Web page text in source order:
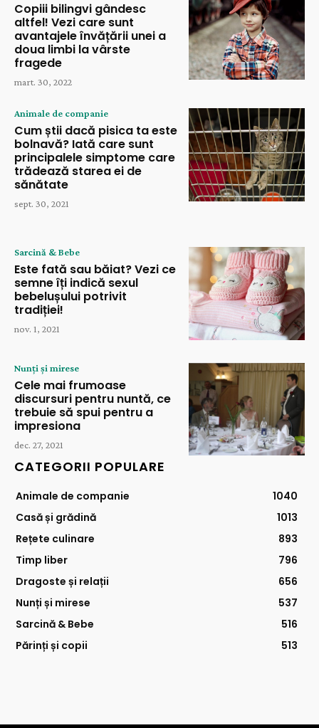
Copiii bilingvi gândesc
altfel! Vezi care sunt
avantajele învățării unei a
doua limbi la vârste
fragede
mart. 30, 2022
Animale de companie
Cum știi dacă pisica ta este
bolnavă? Iată care sunt
principalele simptome care
trădează starea ei de
sănătate
sept. 30, 2021
Sarcină & Bebe
Este fată sau băiat? Vezi ce
semne îți indică sexul
bebelușului potrivit
tradiției!
nov. 1, 2021
Nunți și mirese
Cele mai frumoase
discursuri pentru nuntă, ce
trebuie să spui pentru a
impresiona
dec. 27, 2021
CATEGORII POPULARE
Animale de companie
1040
Casă și grădină
1013
Rețete culinare
893
Timp liber
796
Dragoste și relații
656
Nunți și mirese
537
Sarcină & Bebe
516
Părinți și copii
513